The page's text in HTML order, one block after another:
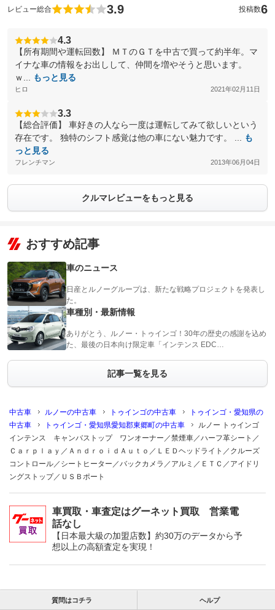
レビュー総合 3.9 投稿数6
4.3
【所有期間や運転回数】 ＭＴのＧＴを中古で買って約半年。マ
イナな車の情報をお出しして、仲間を増やそうと思います。
ｗ...
もっと見る
ヒロ 2021年02月11日
3.3
【総合評価】 車好きの人なら一度は運転してみて欲しいという
存在です。 独特のシフト感覚は他の車にない魅力です。 ...
も
っと見る
フレンチマン 2013年06月04日
クルマレビューをもっと見る
おすすめ記事
車のニュース
日産とルノーグループは、新たな戦略プロジェクトを発表し
た。
車種別・最新情報
ありがとう、ルノー・トゥインゴ！30年の歴史の感謝を込め
た、最後の日本向け限定車「インテンス EDC…
記事一覧を見る
中古車 ルノーの中古車 トゥインゴの中古車
トゥインゴ・愛知県の
中古車
トゥインゴ・愛知県愛知郡東郷町の中古車
ルノー トゥインゴ
インテンス キャンバストップ ワンオーナー／禁煙車／ハーフ革シート／
Ｃａｒｐｌａｙ／ＡｎｄｒｏｉｄＡｕｔｏ／ＬＥＤヘッドライト／クルーズ
コントロール／シートヒーター／バックカメラ／アルミ／ＥＴＣ／アイドリ
ングストップ／ＵＳＢポート
車買取・車査定はグーネット買取 営業電
話なし
【日本最大級の加盟店数】約30万のデータから予
想以上の高額査定を実現！
質問はコチラ ヘルプ